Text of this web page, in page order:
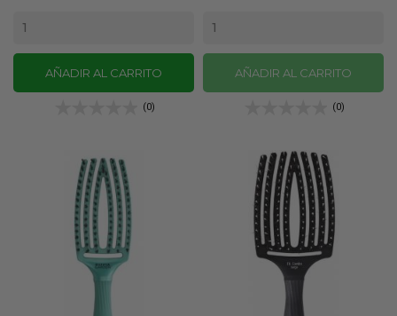
AÑADIR AL CARRITO
(0)
AÑADIR AL CARRITO
(0)